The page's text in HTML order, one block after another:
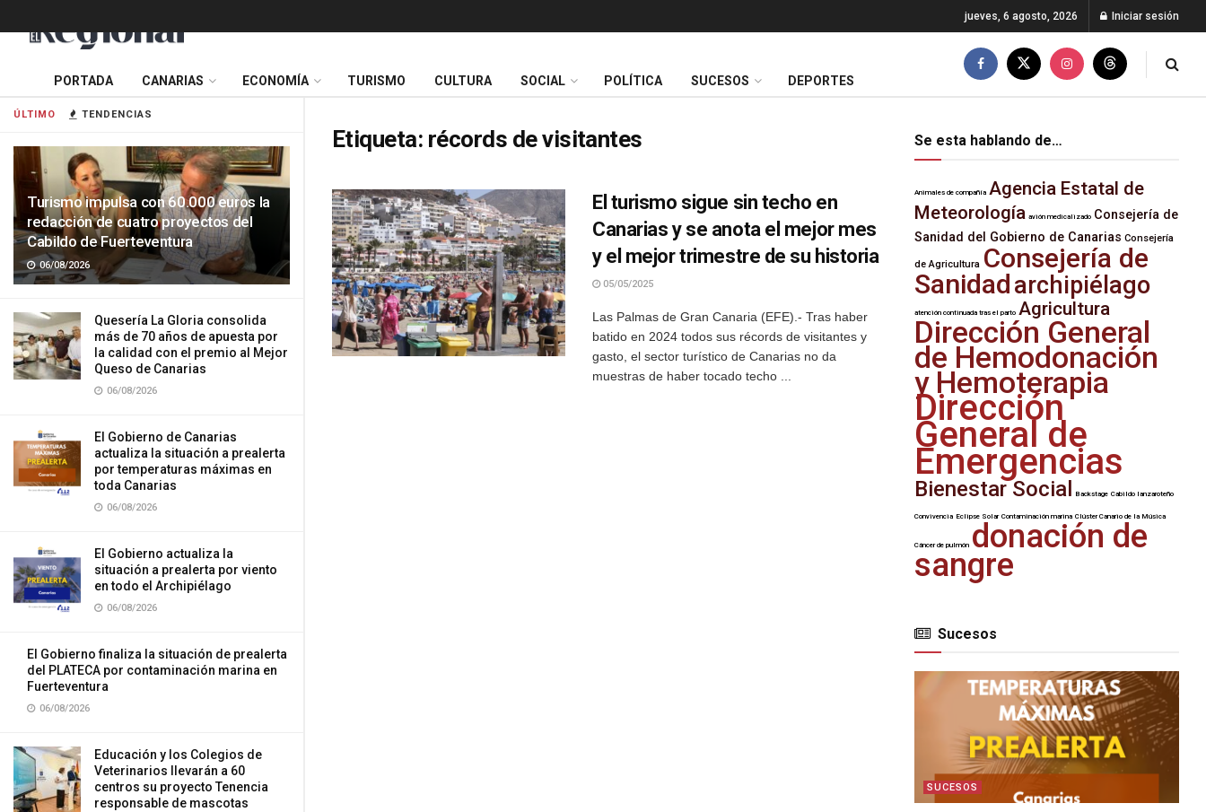
ÚLTIMO TENDENCIAS
Turismo impulsa con 60.000 euros la
redacción de cuatro proyectos del
Cabildo de Fuerteventura
06/08/2026
Quesería La Gloria consolida
más de 70 años de apuesta por
la calidad con el premio al Mejor
Queso de Canarias
06/08/2026
El Gobierno de Canarias
actualiza la situación a prealerta
por temperaturas máximas en
toda Canarias
06/08/2026
El Gobierno actualiza la
situación a prealerta por viento
en todo el Archipiélago
06/08/2026
El Gobierno finaliza la situación de prealerta
del PLATECA por contaminación marina en
Fuerteventura
06/08/2026
Educación y los Colegios de
Veterinarios llevarán a 60
centros su proyecto Tenencia
responsable de mascotas
jueves, 6 agosto, 2026 Iniciar sesión
PORTADA CANARIAS ECONOMÍA TURISMO CULTURA SOCIAL POLÍTICA SUCESOS DEPORTES
Etiqueta: récords de visitantes
El turismo sigue sin techo en
Canarias y se anota el mejor mes
y el mejor trimestre de su historia
05/05/2025
Las Palmas de Gran Canaria (EFE).- Tras haber
batido en 2024 todos sus récords de visitantes y
gasto, el sector turístico de Canarias no da
muestras de haber tocado techo ...
Se esta hablando de…
Animales de compañía Agencia Estatal de
Meteorología avión medicalizado Consejería de
Sanidad del Gobierno de Canarias Consejería
de Agricultura Consejería de
Sanidadarchipiélago
atención continuada tras el parto Agricultura
Dirección General
de Hemodonación
y Hemoterapia
Dirección
General de
Emergencias
Bienestar Social Backstage Cabildo lanzaroteño
Convivencia Eclipse Solar Contaminación marina Clúster Canario de la Música
Cáncer de pulmón donación de
sangre
Sucesos
SUCESOS